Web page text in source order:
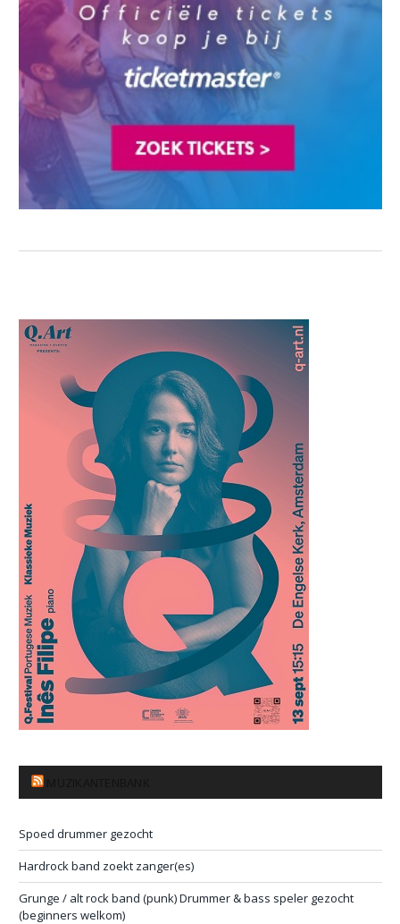
Spoed drummer gezocht
Hardrock band zoekt zanger(es)
Grunge / alt rock band (punk) Drummer & bass speler gezocht
(beginners welkom)